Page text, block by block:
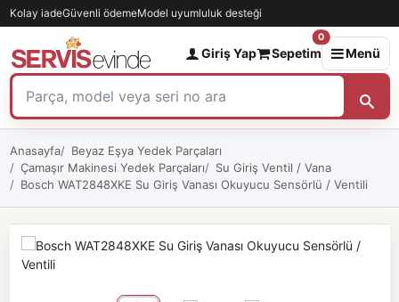
Kolay iadeGüvenli ödemeModel uyumluluk desteği
Giriş Yap Sepetim
0
Menü
Anasayfa
Beyaz Eşya Yedek Parçaları
Çamaşır Makinesi Yedek Parçaları
Su Giriş Ventil / Vana
Bosch WAT2848XKE Su Giriş Vanası Okuyucu Sensörlü / Ventili